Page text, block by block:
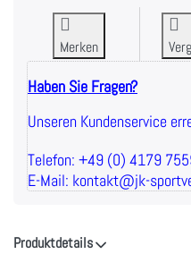
Merken
Haben Sie Fragen?
Unseren Kundenservice
Telefon: +49 (0) 4179
E-Mail: kontakt@jk-
Produktdetails